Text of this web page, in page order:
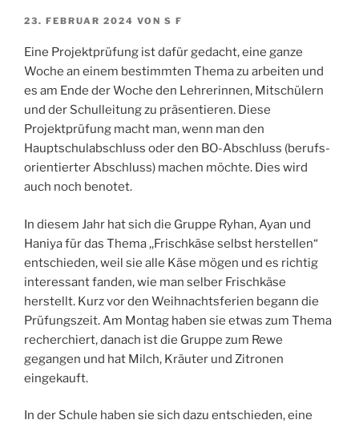
VERÖFFENTLICHT
23. FEBRUAR 2024 VON S F
Eine Projektprüfung ist dafür gedacht, eine ganze
Woche an einem bestimmten Thema zu arbeiten und
es am Ende der Woche den Lehrerinnen, Mitschülern
und der Schulleitung zu präsentieren. Diese
Projektprüfung macht man, wenn man den
Hauptschulabschluss oder den BO-Abschluss (berufs-
orientierter Abschluss) machen möchte. Dies wird
auch noch benotet.
In diesem Jahr hat sich die Gruppe Ryhan, Ayan und
Haniya für das Thema ,,Frischkäse selbst herstellen“
entschieden, weil sie alle Käse mögen und es richtig
interessant fanden, wie man selber Frischkäse
herstellt. Kurz vor den Weihnachtsferien begann die
Prüfungszeit. Am Montag haben sie etwas zum Thema
recherchiert, danach ist die Gruppe zum Rewe
gegangen und hat Milch, Kräuter und Zitronen
eingekauft.
In der Schule haben sie sich dazu entschieden, eine